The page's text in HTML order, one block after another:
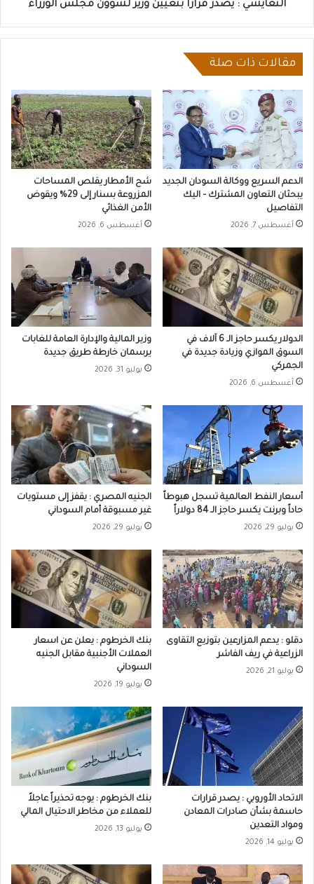
التعايشي : يصدر قراراً بتعيين وزير لشؤون مجلس الوزراء
مقالات ذات صلة
الدعم السريع ووكالة السودان الجديد
يبحثان التعاون المشترك – اليك
التفاصيل
أغسطس 7, 2026
شح الأمطار يقلص المساحات
المزروعة بسنار إلى 29% ويقوض
الأمن الغذائي
أغسطس 6, 2026
الدولار يكسر حاجز الـ 6 آلاف في
السوق الموازي وزيادة جديدة في
الجمركي
أغسطس 6, 2026
وزير المالية والإدارة العامة للغابات
يرسمان خارطة طريق جديدة
يوليو 31, 2026
أسعار النفط العالمية تسجل هبوطاً
حاداً وبرنت يكسر حاجز الـ 84 دولاراً
يوليو 29, 2026
الجنيه المصري : يقفز إلى مستويات
غير مسبوقة أمام السوداني
يوليو 29, 2026
دقلو : يدعم المزارعين بتوزيع التقاوى
الزراعية في ريف الفاشر
يوليو 21, 2026
بنك الخرطوم : يعلن عن اسعار
العملات الأجنبية مقابل الجنيه
السوداني
يوليو 19, 2026
الاتحاد الأوروبي : يصدر قرارات
حاسمة بشأن صادرات المعادن
ومواد التعدين
يوليو 14, 2026
بنك الخرطوم : يوجه تحذيراً عاجلاً
للعملاء من مخاطر الاحتيال المالي
يوليو 13, 2026